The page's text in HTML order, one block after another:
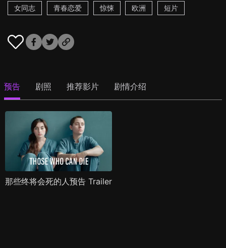
女同志
青春恋爱 惊悚 欧洲 短片
预告 剧照 推荐影片 剧情介绍
那些终将会死的人预告 Trailer